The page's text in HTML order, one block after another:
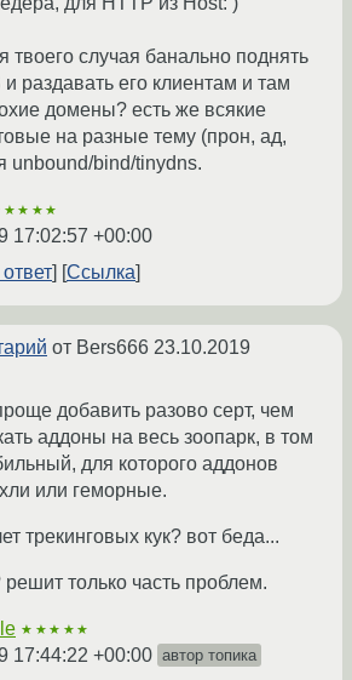
твоего случая банально поднять
раздавать его клиентам и там
домены? есть же всякие
на разные тему (прон, ад,
unbound/bind/tinydns.
17:02:57 +00:00
Ссылка
от Bers666 23.10.2019
добавить разово серт, чем
аддоны на весь зоопарк, в том
для которого аддонов
или геморные.
трекинговых кук? вот беда...
решит только часть проблем.
★★★★★
17:44:22 +00:00 автор топика